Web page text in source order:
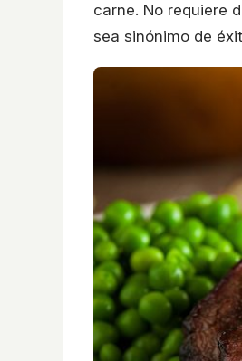
carne. No requiere
sea sinónimo de